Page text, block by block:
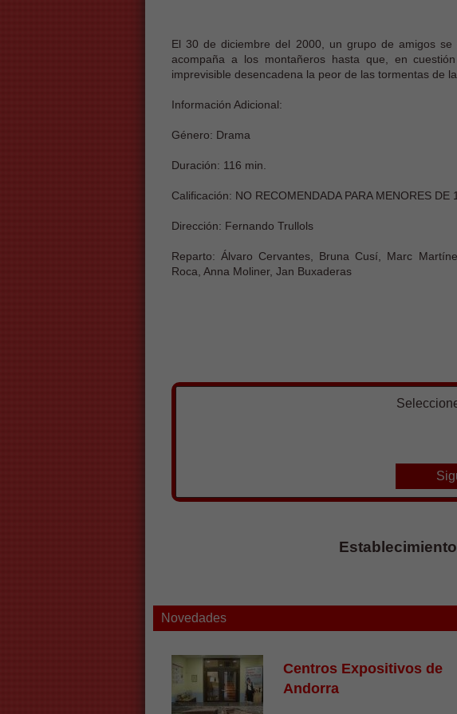
El 30 de diciembre del 2000, un grupo de amigos
acompaña a los montañeros hasta que, en
imprevisible desencadena la peor de las tormentas de
Información Adicional:
Género: Drama
Duración: 116 min.
Calificación: NO RECOMENDADA PARA MENORES DE
Dirección: Fernando Trullols
Reparto: Álvaro Cervantes, Bruna Cusí, Marc
Roca, Anna Moliner, Jan Buxaderas
Novedades
Centros Expositivos de
Andorra